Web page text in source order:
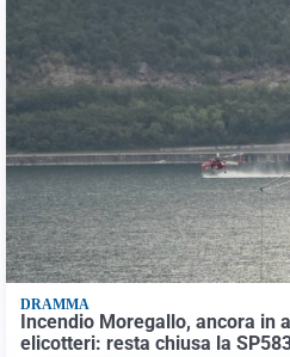
DRAMMA
Incendio Moregallo, ancora in
elicotteri: resta chiusa la